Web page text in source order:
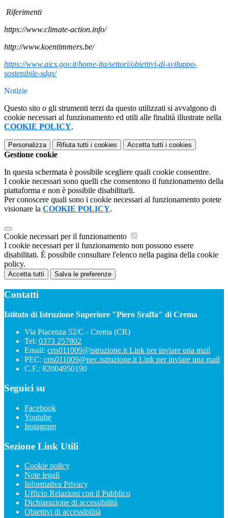
Riferimenti
https://www.climate-action.info/
http://www.koentimmers.be/
https://www.aics.gov.it/home-ita/settori/obiettivi-di-sviluppo-
sostenibile-sdgs/
Notizie
Questo sito o gli strumenti terzi da questo utilizzati si avvalgono di
cookie necessari al funzionamento ed utili alle finalità illustrate nella
COOKIE POLICY.
Personalizza Rifiuta tutti i cookies Accetta tutti i cookies
Gestione cookie
In questa schermata è possibile scegliere quali cookie consentire.
I cookie necessari sono quelli che consentono il funzionamento della
piattaforma e non è possibile disabilitarli.
Per conoscere quali sono i cookie necessari al funzionamento potete
visionare la COOKIE POLICY.
Cookie necessari per il funzionamento
I cookie necessari per il funzionamento non possono essere
disabilitati. È possibile consultare l'elenco nella pagina della cookie
policy.
Accetta tutti Salva le preferenze
Contatti
Istituto di Istruzione Superiore "Piero Sraffa" di Crema
Via Piacenza 52/C - Crema (CR)
Tel: 0373 257802
Email: cris011009@istruzione.it Link per inviare una mail
PEC: cris011009@pec.istruzione.it Link per inviare una mail
C.F.: 82004950190
Seguici su
Facebook
Youtube
Instagram
Sezione Link Utili
Cookie policy
Note legali
Informativa Privacy
Ufficio Relazioni con il Pubblico
Dichiarazione di accessibilità
Obiettivi di accessibilità